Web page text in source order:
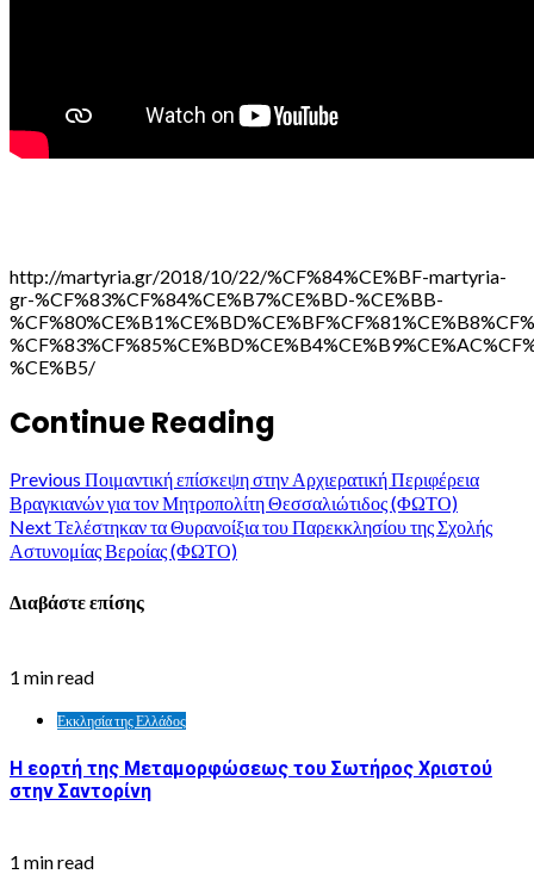
http://martyria.gr/2018/10/22/%CF%84%CE%BF-martyria-
gr-%CF%83%CF%84%CE%B7%CE%BD-%CE%BB-
%CE%B5/
Continue Reading
Previous Ποιμαντική επίσκεψη στην Αρχιερατική Περιφέρεια
Βραγκιανών για τον Μητροπολίτη Θεσσαλιώτιδος (ΦΩΤΟ)
NextΤελέστηκαν τα Θυρανοίξια του Παρεκκλησίου της Σχολής
Αστυνομίας Βεροίας (ΦΩΤΟ)
Διαβάστε επίσης
1 min read
Εκκλησία της Ελλάδος
Η εορτή της Μεταμορφώσεως του Σωτήρος Χριστού
στην Σαντορίνη
1 min read